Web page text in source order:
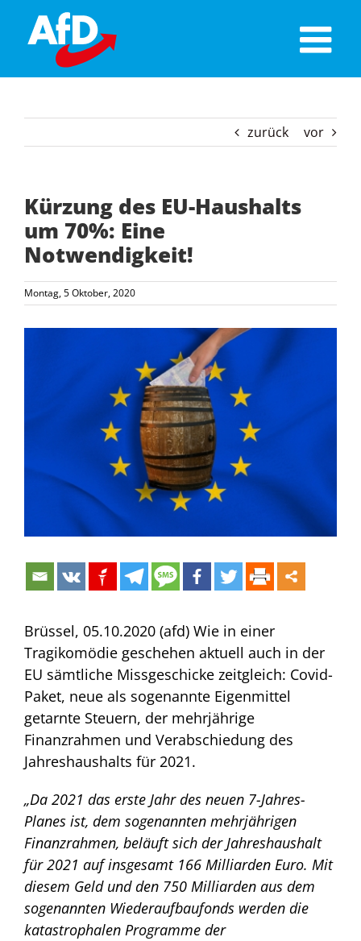
content
zurück vor
Kürzung des EU-Haushalts
um 70%: Eine
Notwendigkeit!
Montag, 5 Oktober, 2020
Brüssel, 05.10.2020 (afd) Wie in einer
Tragikomödie geschehen aktuell auch in der
EU sämtliche Missgeschicke zeitgleich: Covid-
Paket, neue als sogenannte Eigenmittel
getarnte Steuern, der mehrjährige
Finanzrahmen und Verabschiedung des
Jahreshaushalts für 2021.
„Da 2021 das erste Jahr des neuen 7-Jahres-
Planes ist, dem sogenannten mehrjährigen
Finanzrahmen, beläuft sich der Jahreshaushalt
für 2021 auf insgesamt 166 Milliarden Euro. Mit
diesem Geld und den 750 Milliarden aus dem
sogenannten Wiederaufbaufonds werden die
katastrophalen Programme der